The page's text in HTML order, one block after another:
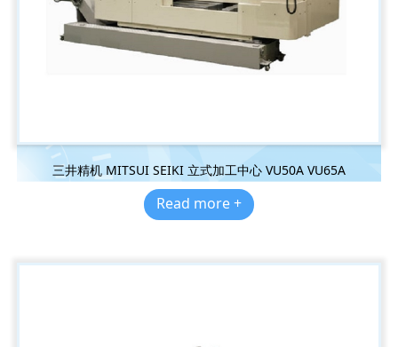
三井精机 MITSUI SEIKI 立式加工中心 VU50A VU65A
Read more +